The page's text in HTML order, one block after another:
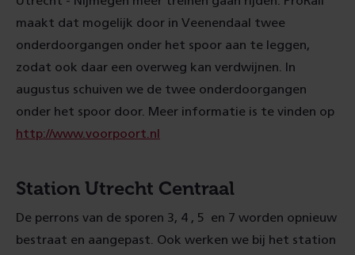
maakt dat mogelijk door in Veenendaal twee
onderdoorgangen onder het spoor aan te leggen,
zodat ook daar een overweg kan verdwijnen. In
augustus schuiven we de twee onderdoorgangen
onder het spoor door. Meer informatie is te vinden op
http://www.voorpoort.nl
Station Utrecht Centraal
De perrons van de sporen 3, 4 , 5 en 7 worden opnieuw
bestraat en aangepast. Ook werken we bij het station